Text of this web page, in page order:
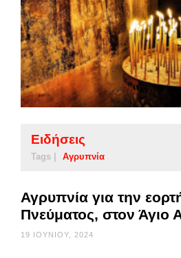
Ειδήσεις
Tags | Αγρυπνία
Αγρυπνία για την
Πνεύματος, στον Άγιο
19 ΙΟΥΝΊΟΥ, 2024